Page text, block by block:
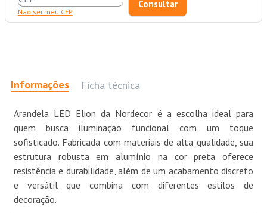
Não sei meu CEP
Informações Ficha técnica
Arandela LED Elion da Nordecor é a escolha ideal para
quem busca iluminação funcional com um toque
sofisticado. Fabricada com materiais de alta qualidade, sua
estrutura robusta em alumínio na cor preta oferece
resistência e durabilidade, além de um acabamento discreto
e versátil que combina com diferentes estilos de
decoração.